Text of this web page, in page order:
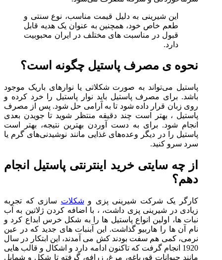
این شیرینی به دلیل قیمت مناسب، نوع سنتی و
طعم خاص خود، همچنین به عنوان یک هدیه قابل
قبول در مناسبت های مختلف در ایران محبوبیت
دارد.
نحوه ی مصرف پاستیل چگونه است؟
پاستیل می‌تواند به صورت شکلاتی یا نوارهای باریک موجود
باشد. برای مصرف پاستیل باید نوار پاستیل را خرد کرده و
روی زبان قرار داده شود تا به آرامی حل شود. پس از مصرف
پاستیل ، بهتر است چند دقیقه منتظر شوید تا جویدن بعدی
انجام شود. برای به دست آوردن بهترین نتیجه، بهتر است
پاستیل را در دیگر وعده‌های غذایی مانند نوشیدنی‌های گرم یا
سرد سرو کنید.
از چه سایتی خرید اینترنتی پاستیل انجام
دهم؟
کارگر یک شرکت شیرینی پزی و شکلات سازی که تجربه
زیادی در شیرینی پزی داشت، ، با اضافه کردن ژلاتین به آب
نبات ها، اولین انواع پاستیل ها را به شکل خرس ابداع کرد و
نام آن ها را هاربیو گذاشت. این آبنبات های جدید که در عین
نرمی، کمی هم سفت بودند کش می آمدند، این ابتکار در سال
1920 انجام گرفت که تاکنون ادامه دارد و اشکال و قالب هایی
مانند حیوانات قورباغه، مرغ، زرافه، گرفته تا شکل و شمایل